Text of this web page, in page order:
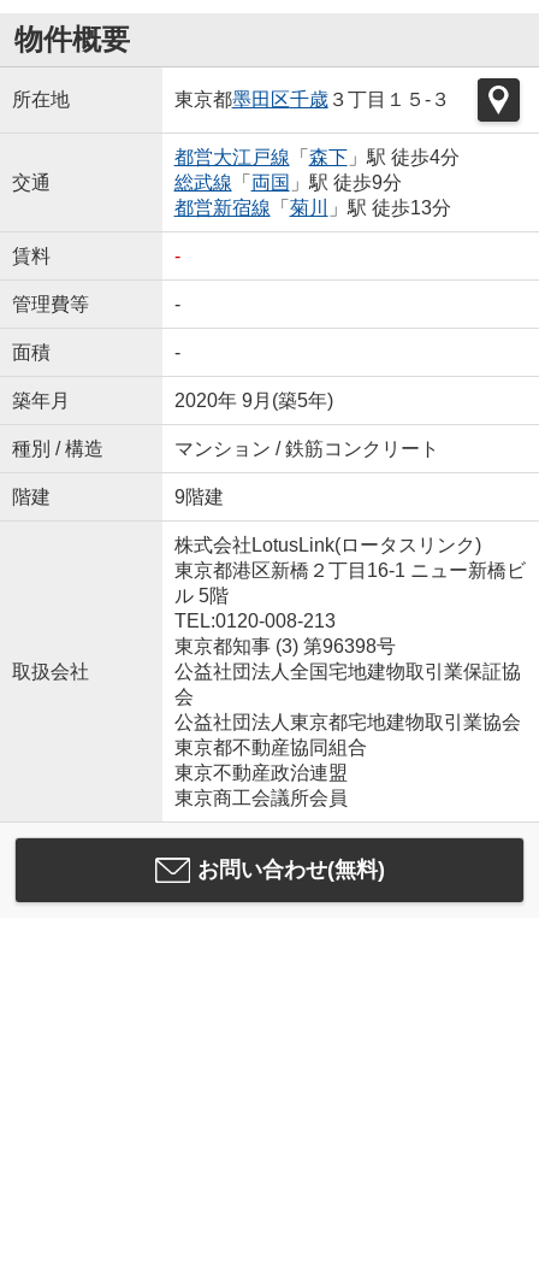
物件概要
所在地 東京都墨田区千歳３丁目１５-３
交通
都営大江戸線 「 森下」駅 徒歩4分
総武線 「 両国 」駅 徒歩9分
都営新宿線 「 菊川 」駅 徒歩13分
賃料 -
管理費等 -
面積 -
築年月 2020年 9月(築5年)
種別 / 構造 マンション / 鉄筋コンクリート
階建 9階建
取扱会社
株式会社LotusLink(ロータスリンク)
東京都港区新橋２丁目16-1 ニュー新橋ビ
ル 5階
TEL:0120-008-213
東京都知事 (3) 第96398号
公益社団法人全国宅地建物取引業保証協
会
公益社団法人東京都宅地建物取引業協会
東京都不動産協同組合
東京不動産政治連盟
東京商工会議所会員
お問い合わせ(無料)